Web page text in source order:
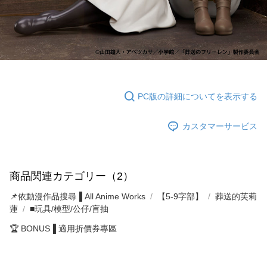
PC版の詳細についてを表示する
カスタマーサービス
商品関連カテゴリー（2）
📌依動漫作品搜尋▐ All Anime Works 【5-9字部】
葬送的芙莉
蓮
■玩具/模型/公仔/盲抽
🏆 BONUS▐ 適用折價券專區